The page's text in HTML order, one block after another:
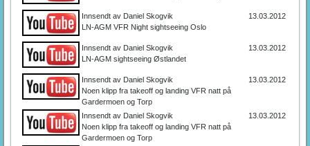
Innsendt av Daniel Skogvik
LN-AGM VFR Night sightseeing Oslo
13.03.2012
Innsendt av Daniel Skogvik
LN-AGM sightseeing Østlandet
13.03.2012
Innsendt av Daniel Skogvik
Noen klipp fra takeoff og landing VFR natt på
Gardermoen og Torp
13.03.2012
Innsendt av Daniel Skogvik
Noen klipp fra takeoff og landing VFR natt på
Gardermoen og Torp
13.03.2012